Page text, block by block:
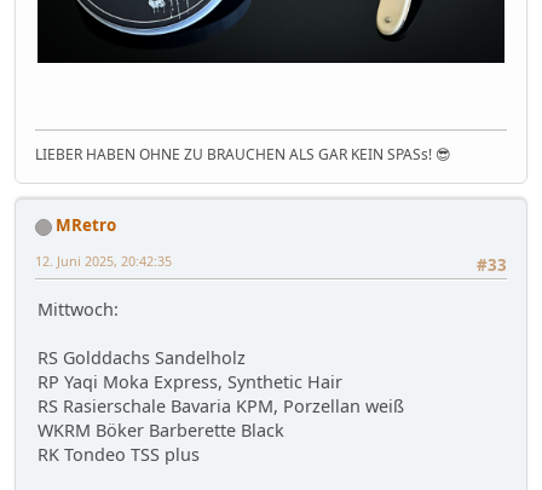
LIEBER HABEN OHNE ZU BRAUCHEN ALS GAR KEIN SPASs! 😎
MRetro
#33
12. Juni 2025, 20:42:35
Mittwoch:
RS Golddachs Sandelholz
RP Yaqi Moka Express, Synthetic Hair
RS Rasierschale Bavaria KPM, Porzellan weiß
WKRM Böker Barberette Black
RK Tondeo TSS plus